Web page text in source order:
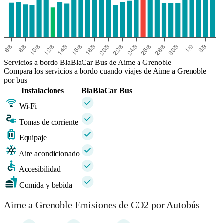
Servicios a bordo BlaBlaCar Bus de Aime a Grenoble
Compara los servicios a bordo cuando viajes de Aime a Grenoble
por bus.
Instalaciones
BlaBlaCar Bus
Wi-Fi
Tomas de corriente
Equipaje
Aire acondicionado
Accesibilidad
Comida y bebida
Aime a Grenoble Emisiones de CO2 por Autobús